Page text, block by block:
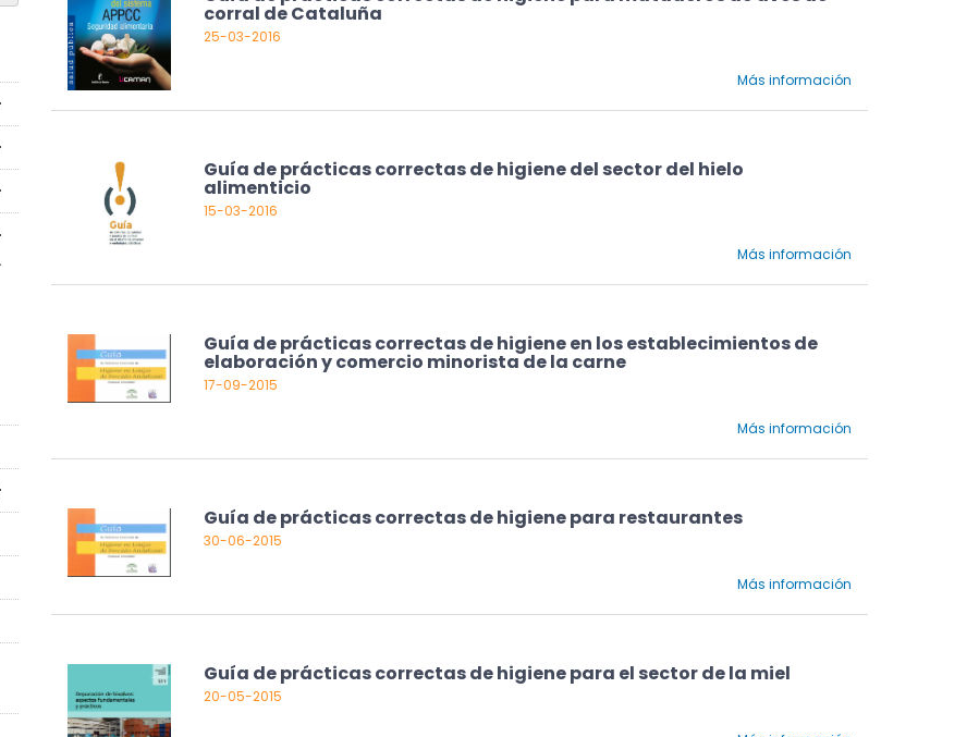
corral de Cataluña
25-03-2016
Más información
Guía de prácticas correctas de higiene del sector del hielo
alimenticio
15-03-2016
Más información
Guía de prácticas correctas de higiene en los establecimientos de
elaboración y comercio minorista de la carne
17-09-2015
Más información
Guía de prácticas correctas de higiene para restaurantes
30-06-2015
Más información
Guía de prácticas correctas de higiene para el sector de la miel
20-05-2015